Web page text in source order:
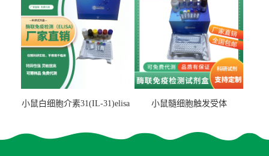
小鼠白细胞介素31(IL-31)elisa
小鼠髓细胞触发受体